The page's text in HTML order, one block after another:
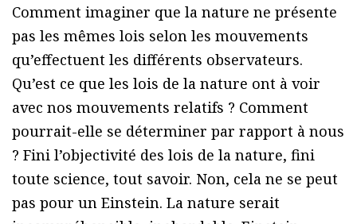
Comment imaginer que la nature ne présente
pas les mêmes lois selon les mouvements
qu’effectuent les différents observateurs.
Qu’est ce que les lois de la nature ont à voir
avec nos mouvements relatifs ? Comment
pourrait-elle se déterminer par rapport à nous
? Fini l’objectivité des lois de la nature, fini
toute science, tout savoir. Non, cela ne se peut
pas pour un Einstein. La nature serait